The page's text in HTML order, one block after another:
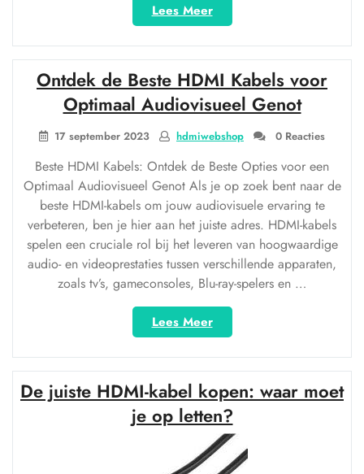
Lees Meer“Kies
de
Beste
HDMI-
kabel
voor
Optimaal
Kijkplezier”
Ontdek de Beste HDMI Kabels voor
Optimaal Audiovisueel Genot
17 september 2023 hdmiwebshop 0 Reacties
Beste HDMI Kabels: Ontdek de Beste Opties voor een
Optimaal Audiovisueel Genot Als je op zoek bent naar de
beste HDMI-kabels om jouw audiovisuele ervaring te
verbeteren, ben je hier aan het juiste adres. HDMI-kabels
spelen een cruciale rol bij het leveren van hoogwaardige
audio- en videoprestaties tussen verschillende apparaten,
zoals tv’s, gameconsoles, Blu-ray-spelers en …
Lees Meer“Ontdek
de
Beste
HDMI
Kabels
voor
Optimaal
Audiovisueel
Genot”
De juiste HDMI-kabel kopen: waar moet
je op letten?